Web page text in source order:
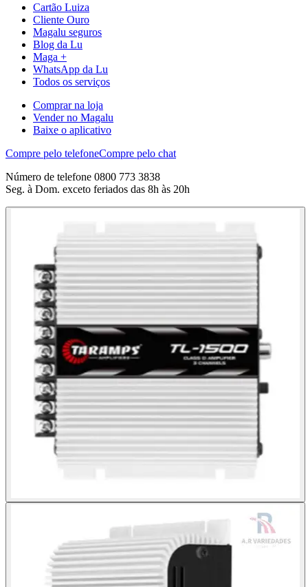
Cartão Luiza
Cliente Ouro
Magalu seguros
Blog da Lu
Maga +
WhatsApp da Lu
Todos os serviços
Comprar na loja
Vender no Magalu
Baixe o aplicativo
Compre pelo telefoneCompre pelo chat
Número de telefone 0800 773 3838
Seg. à Dom. exceto feriados das 8h às 20h